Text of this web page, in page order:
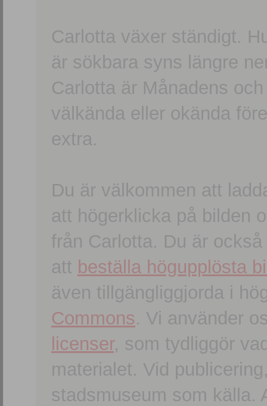
Carlotta växer ständigt.
är sökbara syns längre
Carlotta är Månadens
välkända eller okända
extra.
Du är välkommen att
att högerklicka på bilden
från Carlotta. Du är
att beställa högupplösta
även tillgängliggjorda i
Commons. Vi använder
licenser, som tydliggör
materialet. Vid
stadsmuseum som källa.